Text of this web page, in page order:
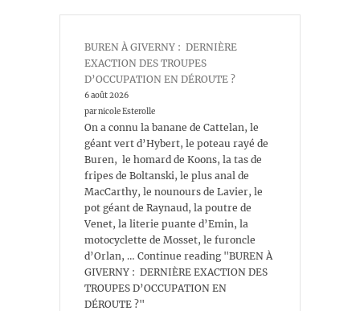
BUREN À GIVERNY : DERNIÈRE
EXACTION DES TROUPES
D’OCCUPATION EN DÉROUTE ?
6 août 2026
par nicole Esterolle
On a connu la banane de Cattelan, le
géant vert d’Hybert, le poteau rayé de
Buren, le homard de Koons, la tas de
fripes de Boltanski, le plus anal de
MacCarthy, le nounours de Lavier, le
pot géant de Raynaud, la poutre de
Venet, la literie puante d’Emin, la
motocyclette de Mosset, le furoncle
d’Orlan, … Continue reading "BUREN À
GIVERNY : DERNIÈRE EXACTION DES
TROUPES D’OCCUPATION EN
DÉROUTE ?"